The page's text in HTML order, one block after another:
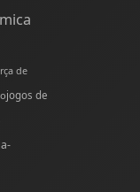
de
jogos de